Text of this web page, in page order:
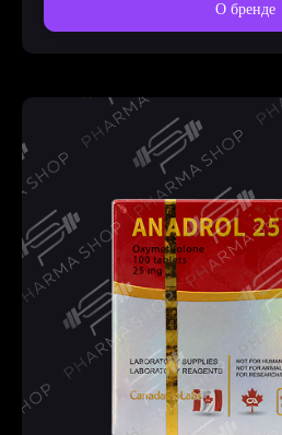
О бренде